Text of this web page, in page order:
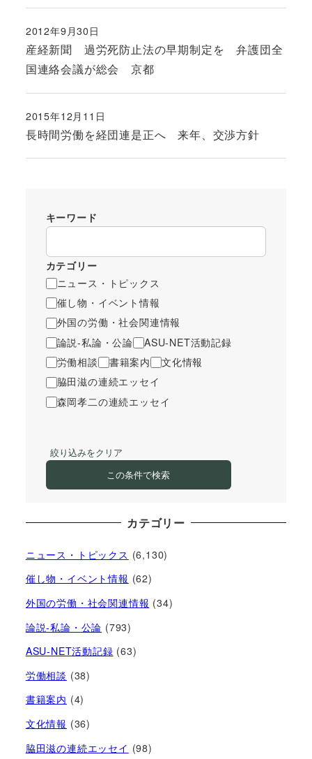
産経新聞 過労死防止法の早期制定を 弁護団全
国連絡会議が総会 京都
投稿日
2012年9月30日
長時間労働を経団連是正へ 来年、交渉方針
投稿日
2015年12月11日
キーワード
カテゴリー
ニュース・トピックス
催し物・イベント情報
外国の労働・社会関連情報
論説-私論・公論
ASU-NET活動記録
労働相談
書籍案内
文化情報
脇田滋の連続エッセイ
森岡孝二の連続エッセイ
絞り込みをクリア
この条件で検索
カテゴリー
ニュース・トピックス (6,130)
催し物・イベント情報 (62)
外国の労働・社会関連情報 (34)
論説-私論・公論 (793)
ASU-NET活動記録 (63)
労働相談 (38)
書籍案内 (4)
文化情報 (36)
脇田滋の連続エッセイ (98)